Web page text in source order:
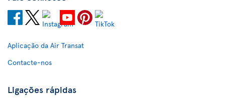
Aplicação da Air Transat
Contacte-nos
Ligações rápidas